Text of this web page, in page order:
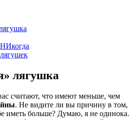
лягушка
считают, что имеют меньше, чем
. Не видите ли вы причину в том,
иметь больше? Думаю, я не одинока.